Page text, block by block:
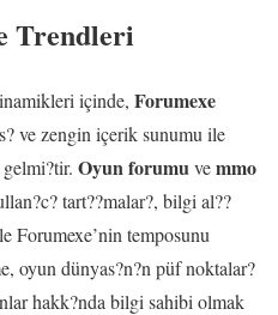
Trendleri
içinde, Forumexe
ve zengin içerik sunumu ile
Oyun forumu vemmo
tart??malar?, bilgi al??
Forumexe’nin temposunu
oyun dünyas?n?n püf noktalar?
hakk?nda bilgi sahibi olmak